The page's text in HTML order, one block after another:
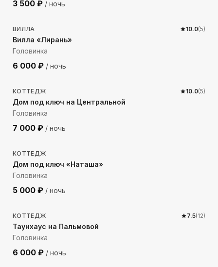
3 500 ₽ / ночь
97 м до моря
ВИЛЛА 10.0(5)
Вилла «Лирань»
Головинка
6 000 ₽ / ночь
269м до моря
КОТТЕДЖ 10.0(5)
Дом под ключ на Центральной
Головинка
7 000 ₽ / ночь
247м до моря
КОТТЕДЖ
Дом под ключ «Наташа»
Головинка
5 000 ₽ / ночь
319м до моря
КОТТЕДЖ 7.5(12)
Таунхаус на Пальмовой
Головинка
6 000 ₽ / ночь
314 м до моря